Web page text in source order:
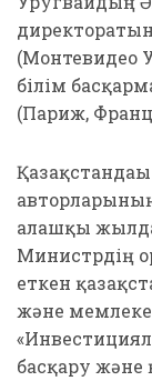
(Монтевидео
білім
(Париж,
алғашқы
Министрдің
еткен
және
басқару және